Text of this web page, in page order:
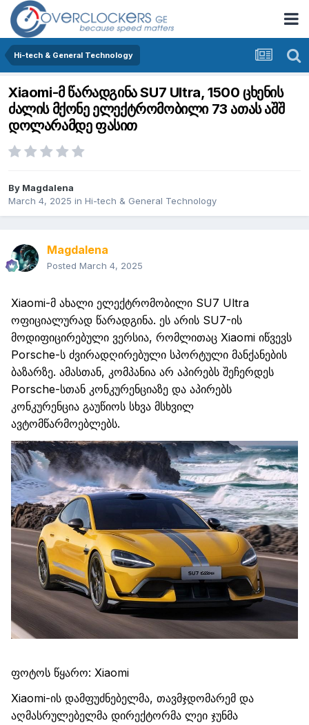
Hi-tech & General Technology
Xiaomi-მ წარადგინა SU7 Ultra, 1500 ცხენის
ძალის მქონე ელექტრომობილი 73 ათას აშშ
დოლარამდე ფასით
By Magdalena
March 4, 2025 in Hi-tech & General Technology
Magdalena
Posted March 4, 2025
Xiaomi-მ ახალი ელექტრომობილი SU7 Ultra
ოფიციალურად წარადგინა. ეს არის SU7-ის
მოდიფიცირებული ვერსია, რომლითაც Xiaomi იწვევს
Porsche-ს ძვირადღირებული სპორტული მანქანების
ბაზარზე. ამასთან, კომპანია არ აპირებს შეჩერდეს
Porsche-სთან კონკურენციაზე და აპირებს
კონკურენცია გაუწიოს სხვა მსხვილ
ავტომწარმოებლებს.
ფოტოს წყარო: Xiaomi
Xiaomi-ის დამფუძნებელმა, თავმჯდომარემ და
აღმასრულებელმა დირექტორმა ლეი ჯუნმა